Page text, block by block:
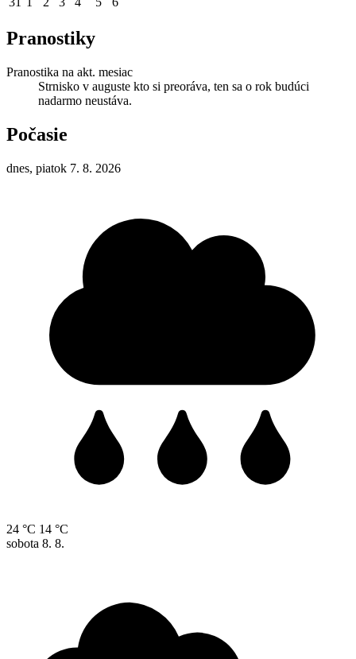
Pranostiky
Pranostika na akt. mesiac
Strnisko v auguste kto si preoráva, ten sa o rok budúci
nadarmo neustáva.
Počasie
dnes, piatok 7. 8. 2026
24 °C 14 °C
sobota 8. 8.